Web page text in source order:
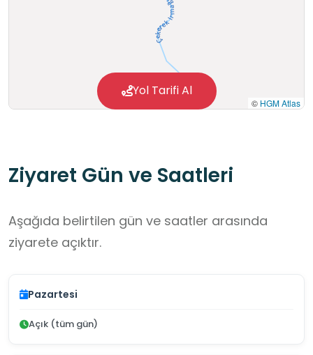
© HGM Atlas
Yol Tarifi Al
Ziyaret Gün ve Saatleri
Aşağıda belirtilen gün ve saatler arasında
ziyarete açıktır.
Pazartesi
Açık (tüm gün)